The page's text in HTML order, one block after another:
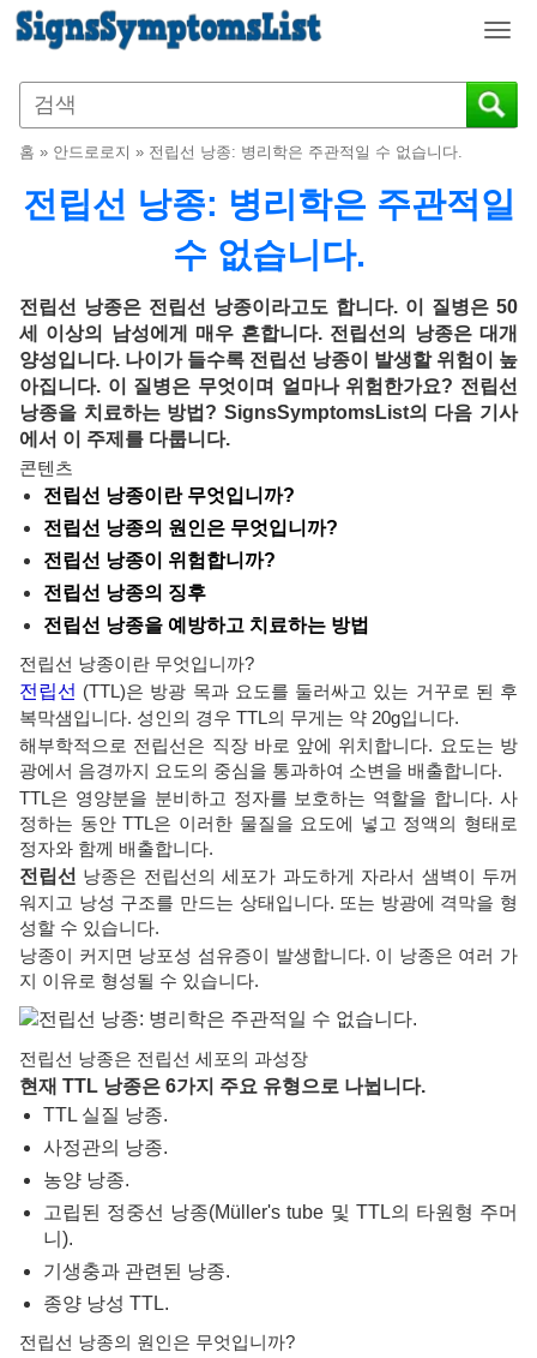
T
g
g
n
a
g
a
i
o
홈 » 안드로로지 » 전립선 낭종: 병리학은 주관적일 수 없습니다.
전립선 낭종: 병리학은 주관적일
수 없습니다.
전립선 낭종은 전립선 낭종이라고도 합니다. 이 질병은 50
세 이상의 남성에게 매우 흔합니다. 전립선의 낭종은 대개
양성입니다. 나이가 들수록 전립선 낭종이 발생할 위험이 높
아집니다. 이 질병은 무엇이며 얼마나 위험한가요? 전립선
낭종을 치료하는 방법? SignsSymptomsList의 다음 기사
에서 이 주제를 다룹니다.
콘텐츠
전립선 낭종이란 무엇입니까?
전립선 낭종의 원인은 무엇입니까?
전립선 낭종이 위험합니까?
전립선 낭종의 징후
전립선 낭종을 예방하고 치료하는 방법
전립선 낭종이란 무엇입니까?
전립선 (TTL)은 방광 목과 요도를 둘러싸고 있는 거꾸로 된 후
복막샘입니다. 성인의 경우 TTL의 무게는 약 20g입니다.
해부학적으로 전립선은 직장 바로 앞에 위치합니다. 요도는 방
광에서 음경까지 요도의 중심을 통과하여 소변을 배출합니다.
TTL은 영양분을 분비하고 정자를 보호하는 역할을 합니다. 사
정하는 동안 TTL은 이러한 물질을 요도에 넣고 정액의 형태로
정자와 함께 배출합니다.
전립선 낭종은 전립선의 세포가 과도하게 자라서 샘벽이 두꺼
워지고 낭성 구조를 만드는 상태입니다. 또는 방광에 격막을 형
성할 수 있습니다.
낭종이 커지면 낭포성 섬유증이 발생합니다. 이 낭종은 여러 가
지 이유로 형성될 수 있습니다.
전립선 낭종은 전립선 세포의 과성장
현재 TTL 낭종은 6가지 주요 유형으로 나뉩니다.
TTL 실질 낭종.
사정관의 낭종.
농양 낭종.
고립된 정중선 낭종(Müller's tube 및 TTL의 타원형 주머
니).
기생충과 관련된 낭종.
종양 낭성 TTL.
전립선 낭종의 원인은 무엇입니까?